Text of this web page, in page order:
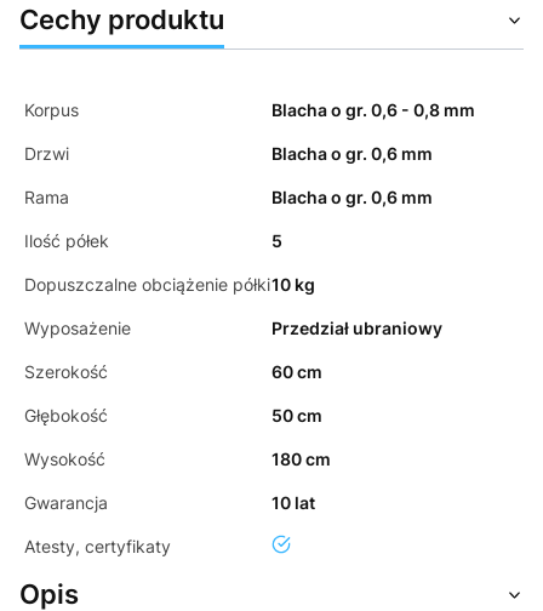
Cechy produktu
Korpus Blacha o gr. 0,6 - 0,8 mm
Drzwi Blacha o gr. 0,6 mm
Rama Blacha o gr. 0,6 mm
Ilość półek 5
Dopuszczalne obciążenie półki10 kg
Wyposażenie Przedział ubraniowy
Szerokość 60 cm
Głębokość 50 cm
Wysokość 180 cm
Gwarancja 10 lat
Atesty, certyfikaty tak
Opis